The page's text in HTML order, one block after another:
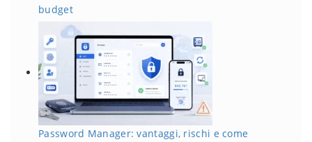
budget
Password Manager: vantaggi, rischi e come